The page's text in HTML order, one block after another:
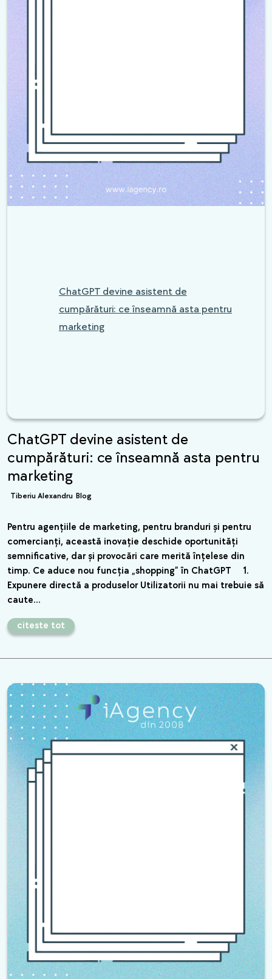
ChatGPT devine asistent de
cumpărături: ce înseamnă asta pentru
marketing
ChatGPT devine asistent de
cumpărături: ce înseamnă asta pentru
marketing
Tiberiu Alexandru Blog
Pentru agențiile de marketing, pentru branduri și pentru
comercianți, această inovație deschide oportunități
semnificative, dar și provocări care merită înțelese din
timp. Ce aduce nou funcția „shopping” în ChatGPT 1.
Expunere directă a produselor Utilizatorii nu mai trebuie să
caute…
citeste tot